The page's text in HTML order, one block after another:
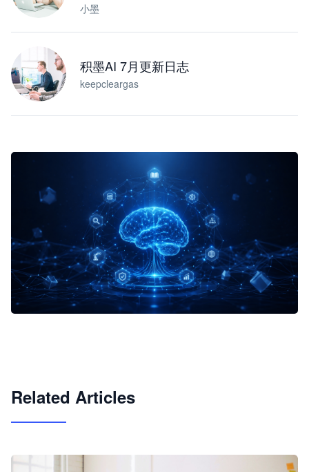
小墨
积墨AI 7月更新日志
keepcleargas
Related Articles